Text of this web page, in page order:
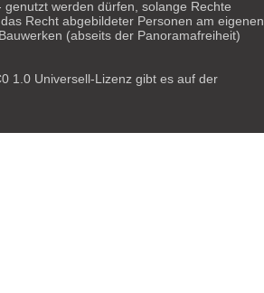
werden dürfen, solange Rechte
Recht abgebildeter Personen am eigenen
(abseits der Panoramafreiheit)
1.0 Universell-Lizenz gibt es auf der